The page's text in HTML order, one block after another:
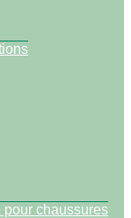
chaussures